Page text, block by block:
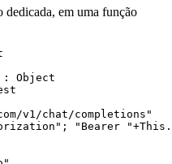
dedicada, em uma função
Object
v1/chat/completions"
"Bearer